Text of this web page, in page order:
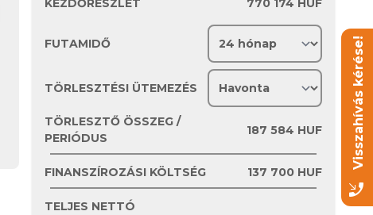
KEZDŐRÉSZLET 770 174 HUF
FUTAMIDŐ
TÖRLESZTÉSI ÜTEMEZÉS
TÖRLESZTŐ ÖSSZEG /
PERIÓDUS
187 584 HUF
FINANSZÍROZÁSI KÖLTSÉG 137 700 HUF
TELJES NETTÓ
phone_callback
Visszahívás kérése!